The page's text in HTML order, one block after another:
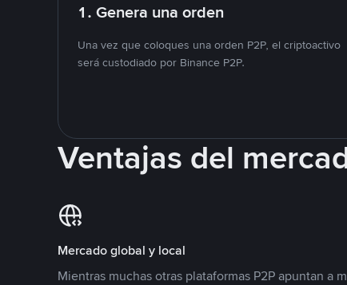
1. Genera una orden
Una vez que coloques una orden P2P, el criptoactivo
será custodiado por Binance P2P.
Ventajas del
Mercado global y local
Mientras muchas otras plataformas P2P apuntan a